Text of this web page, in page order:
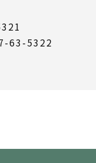
63-5322